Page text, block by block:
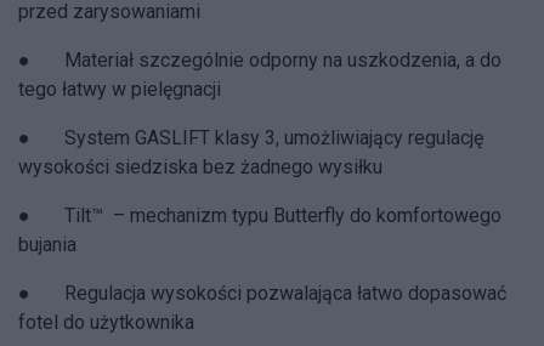
przed zarysowaniami
● Materiał szczególnie odporny na uszkodzenia, a do
tego łatwy w pielęgnacji
● System GASLIFT klasy 3, umożliwiający regulację
wysokości siedziska bez żadnego wysiłku
● Tilt™ – mechanizm typu Butterfly do komfortowego
bujania
● Regulacja wysokości pozwalająca łatwo dopasować
fotel do użytkownika